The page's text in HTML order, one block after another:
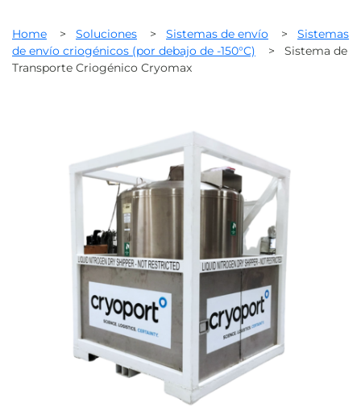
Home > Soluciones > Sistemas de envío >
Sistemas
de envío criogénicos (por debajo de -150°C)
>
Sistema de
Transporte Criogénico Cryomax